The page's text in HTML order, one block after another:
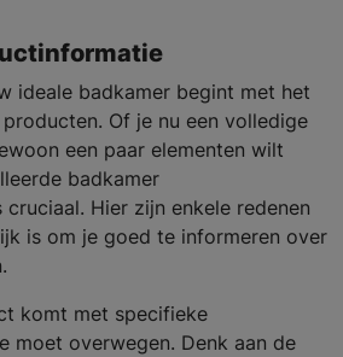
ideale badkamer begint met het
Of je nu een volledige
een paar elementen wilt
badkamer
Hier zijn enkele redenen
is om je goed te informeren over
komt met specifieke
moet overwegen. Denk aan de